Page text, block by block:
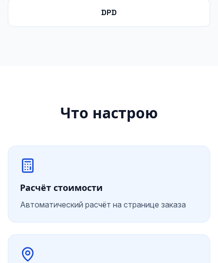
DPD
Что настрою
Расчёт стоимости
Автоматический расчёт на странице заказа